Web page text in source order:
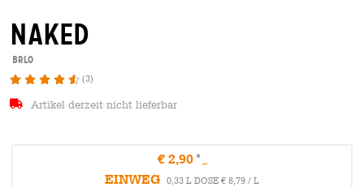
naked
BRLO
(3)
Artikel derzeit nicht lieferbar
€ 2,90
EINWEG
0,33 L DOSE € 8,79 / L